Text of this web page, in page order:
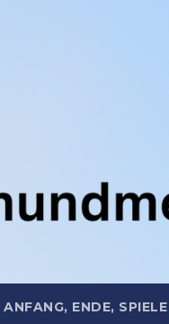
ANFANG, ENDE, SPIELE